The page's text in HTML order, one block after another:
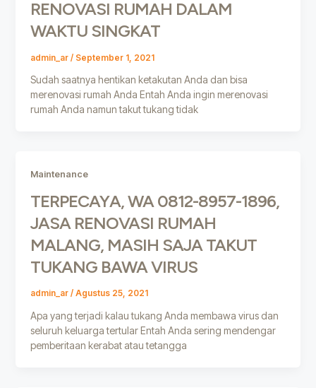
RENOVASI RUMAH DALAM
WAKTU SINGKAT
admin_ar / September 1, 2021
Sudah saatnya hentikan ketakutan Anda dan bisa
merenovasi rumah Anda Entah Anda ingin merenovasi
rumah Anda namun takut tukang tidak
Maintenance
TERPECAYA, WA 0812-8957-1896,
JASA RENOVASI RUMAH
MALANG, MASIH SAJA TAKUT
TUKANG BAWA VIRUS
admin_ar / Agustus 25, 2021
Apa yang terjadi kalau tukang Anda membawa virus dan
seluruh keluarga tertular Entah Anda sering mendengar
pemberitaan kerabat atau tetangga